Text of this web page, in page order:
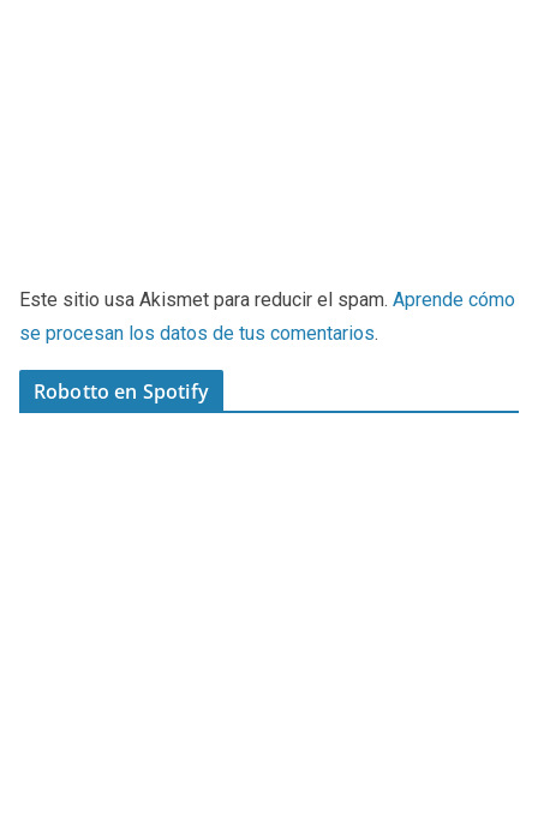
Este sitio usa Akismet para reducir el spam. Aprende cómo
se procesan los datos de tus comentarios.
Robotto en Spotify